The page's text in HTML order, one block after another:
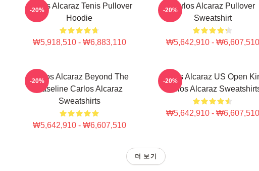
Carlos Alcaraz Tenis Pullover
Hoodie
₩5,918,510 - ₩6,883,110
-20%
Carlos Alcaraz Pullover
Sweatshirt
₩5,642,910 - ₩6,607,510
-20%
Carlos Alcaraz Beyond The
Baseline Carlos Alcaraz
Sweatshirts
₩5,642,910 - ₩6,607,510
-20%
Carlos Alcaraz US Open
Carlos Alcaraz
₩5,642,910 - ₩6,607,510
-20%
더 보기